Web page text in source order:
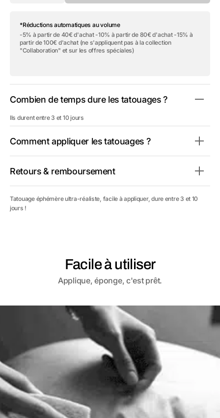
Tatouage
éphémère
&quot;Beautiful
Lion&quot;
Tatouage
éphémère
&quot;Beautiful
Lion&quot;
*Réductions automatiques au volume
-5% à partir de 40€ d'achat -10% à partir de 80€ d'achat -15% à
partir de 100€ d'achat (ne s'appliquent pas à la collection
"Collaboration" et sur les offres spéciales)
Combien de temps dure les tatouages ?
Ils durent entre 3 et 10 jours
Comment appliquer les tatouages ?
Retours & remboursement
Tatouage éphémère ultra-réaliste, facile à appliquer, dure entre 3 et 10
jours !
Facile à utiliser
Applique, éponge, c'est prêt.